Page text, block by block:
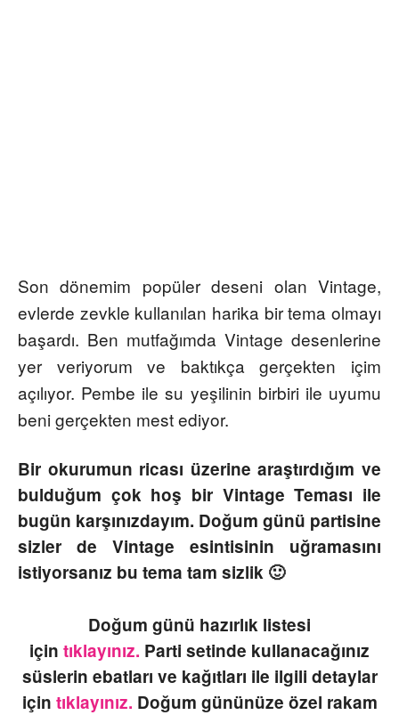
Son dönemim popüler deseni olan Vintage,
evlerde zevkle kullanılan harika bir tema olmayı
başardı. Ben mutfağımda Vintage desenlerine
yer veriyorum ve baktıkça gerçekten içim
açılıyor. Pembe ile su yeşilinin birbiri ile uyumu
beni gerçekten mest ediyor.
Bir okurumun ricası üzerine araştırdığım ve
bulduğum çok hoş bir Vintage Teması ile
bugün karşınızdayım. Doğum günü partisine
sizler de Vintage esintisinin uğramasını
istiyorsanız bu tema tam sizlik 🙂
Doğum günü hazırlık listesi
için tıklayınız. Parti setinde kullanacağınız
süslerin ebatları ve kağıtları ile ilgili detaylar
için tıklayınız. Doğum gününüze özel rakam